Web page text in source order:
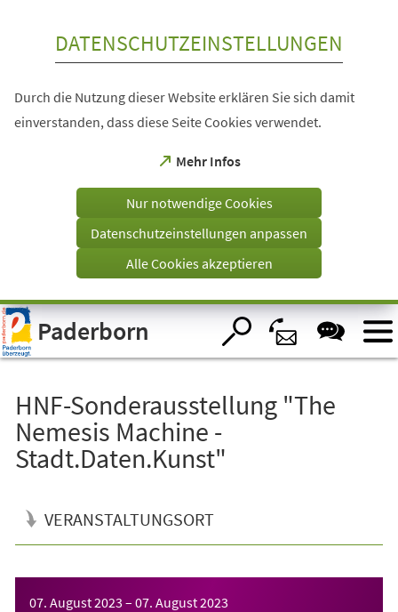
Visuelle
Assistenzsoftware
öffnen.
DATENSCHUTZEINSTELLUNGEN
Durch die Nutzung dieser Website erklären Sie sich damit
einverstanden, dass diese Seite Cookies verwendet.
Mehr Infos
(Öffnet
einem
Tab)
Nur notwendige Cookies
Datenschutzeinstellungen anpassen
Alle Cookies akzeptieren
Paderborn
HNF-Sonderausstellung "The
Nemesis Machine -
Stadt.Daten.Kunst"
VERANSTALTUNGSORT
07. August 2023 – 07. August 2023